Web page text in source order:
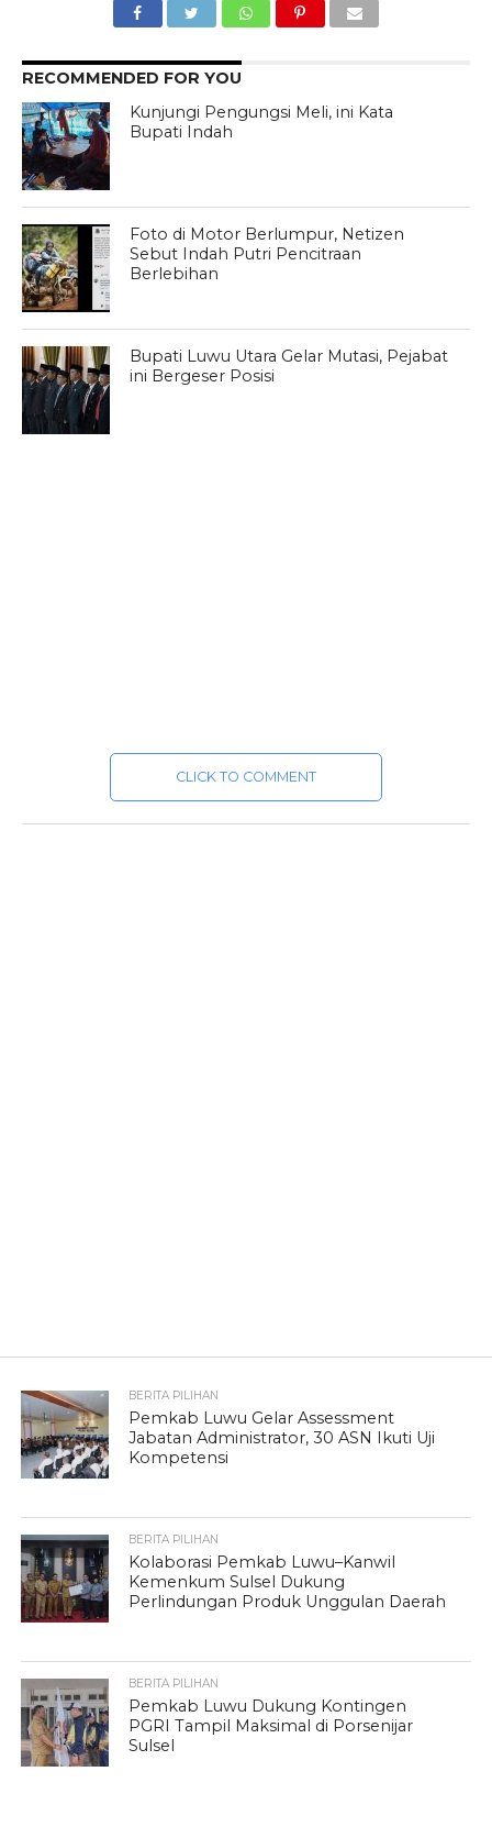
RECOMMENDED FOR YOU
Kunjungi Pengungsi Meli, ini Kata
Bupati Indah
Foto di Motor Berlumpur, Netizen
Sebut Indah Putri Pencitraan
Berlebihan
Bupati Luwu Utara Gelar Mutasi, Pejabat
ini Bergeser Posisi
CLICK TO COMMENT
BERITA PILIHAN
Pemkab Luwu Gelar Assessment
Jabatan Administrator, 30 ASN Ikuti Uji
Kompetensi
BERITA PILIHAN
Kolaborasi Pemkab Luwu–Kanwil
Kemenkum Sulsel Dukung
Perlindungan Produk Unggulan Daerah
BERITA PILIHAN
Pemkab Luwu Dukung Kontingen
PGRI Tampil Maksimal di Porsenijar
Sulsel